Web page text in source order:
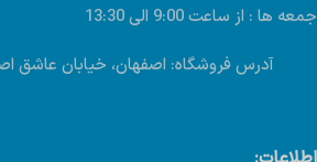
جمعه ها : از ساعت 9:00 الی 13:30